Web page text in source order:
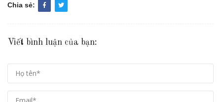
Chia sẻ:
Viết bình luận của bạn: